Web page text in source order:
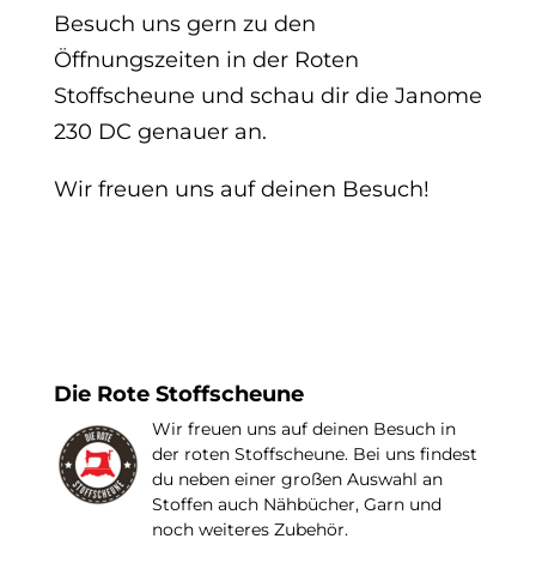
Besuch uns gern zu den
Öffnungszeiten in der Roten
Stoffscheune und schau dir die Janome
230 DC genauer an.
Wir freuen uns auf deinen Besuch!
Die Rote Stoffscheune
Wir freuen uns auf deinen Besuch in
der roten Stoffscheune. Bei uns findest
du neben einer großen Auswahl an
Stoffen auch Nähbücher, Garn und
noch weiteres Zubehör.